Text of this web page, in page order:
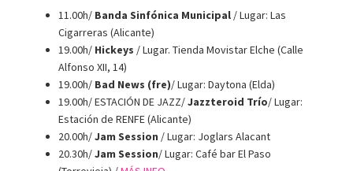
11.00h/ Banda Sinfónica Municipal / Lugar: Las
Cigarreras (Alicante)
19.00h/ Hickeys / Lugar. Tienda Movistar Elche (Calle
Alfonso XII, 14)
19.00h/ Bad News (fre)/ Lugar: Daytona (Elda)
19.00h/ ESTACIÓN DE JAZZ/Jazzteroid Trío/ Lugar:
Estación de RENFE (Alicante)
20.00h/Jam Session / Lugar: Joglars Alacant
20.30h/Jam Session/ Lugar: Café bar El Paso